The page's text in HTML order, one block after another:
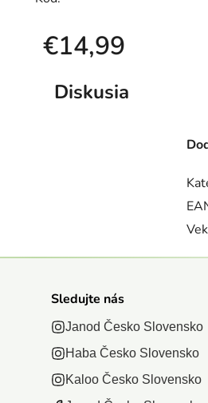
€14,99
Diskusia
Vek
Sledujte nás
Janod Česko Slovensko
Haba Česko Slovensko
Kaloo Česko Slovensko